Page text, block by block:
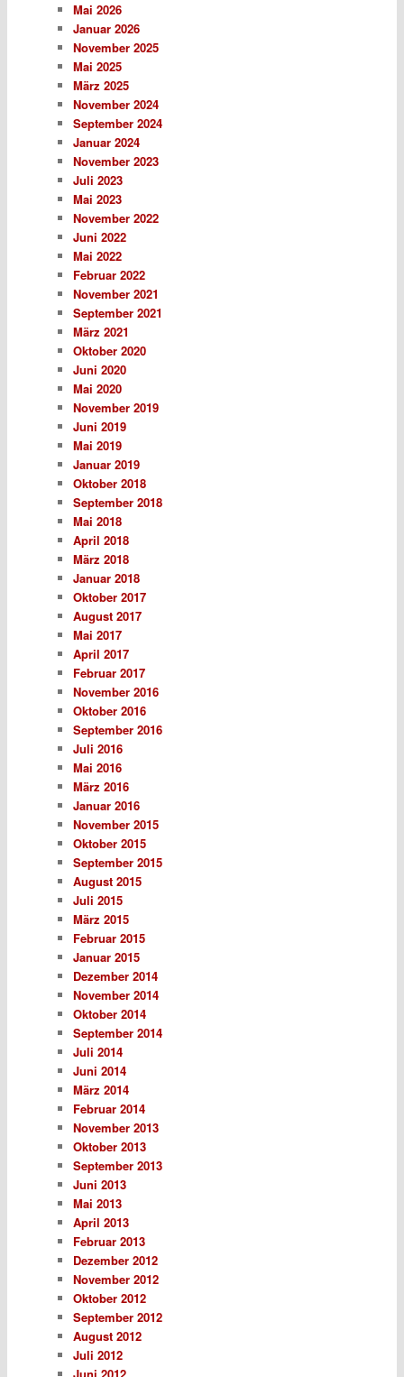
Mai 2026
Januar 2026
November 2025
Mai 2025
März 2025
November 2024
September 2024
Januar 2024
November 2023
Juli 2023
Mai 2023
November 2022
Juni 2022
Mai 2022
Februar 2022
November 2021
September 2021
März 2021
Oktober 2020
Juni 2020
Mai 2020
November 2019
Juni 2019
Mai 2019
Januar 2019
Oktober 2018
September 2018
Mai 2018
April 2018
März 2018
Januar 2018
Oktober 2017
August 2017
Mai 2017
April 2017
Februar 2017
November 2016
Oktober 2016
September 2016
Juli 2016
Mai 2016
März 2016
Januar 2016
November 2015
Oktober 2015
September 2015
August 2015
Juli 2015
März 2015
Februar 2015
Januar 2015
Dezember 2014
November 2014
Oktober 2014
September 2014
Juli 2014
Juni 2014
März 2014
Februar 2014
November 2013
Oktober 2013
September 2013
Juni 2013
Mai 2013
April 2013
Februar 2013
Dezember 2012
November 2012
Oktober 2012
September 2012
August 2012
Juli 2012